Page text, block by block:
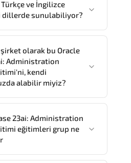
'birebir' olarak
gün
eğitim süresi eğitim
resmi standartlarına göre
ve İngilizce
dillerde sunulabiliyor?
Türkçe ve İngilizce'nin
Arapça ve
de sunabiliyoruz.
size yardımcı olmaktan
duyar.
olarak bu Oracle
Administration
kendi
alabilir miyiz?
bu eğitimi
şirketinizde
etmeniz durumunda
eğitim formatları ve
23ai: Administration
eğitimleri grup ne